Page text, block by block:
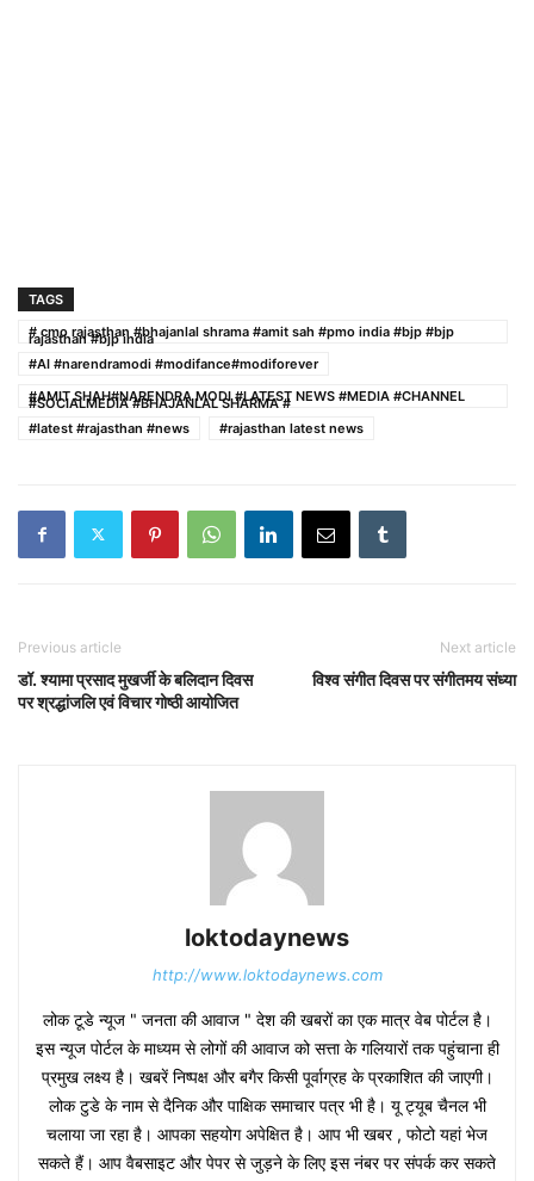
TAGS
# cmo rajasthan #bhajanlal shrama #amit sah #pmo india #bjp #bjp
rajasthan #bjp india
#AI #narendramodi #modifance#modiforever
#AMIT SHAH#NARENDRA MODI #LATEST NEWS #MEDIA #CHANNEL
#SOCIALMEDIA #BHAJANLAL SHARMA #
#latest #rajasthan #news
#rajasthan latest news
Previous article
डॉ. श्यामा प्रसाद मुखर्जी के बलिदान दिवस
पर श्रद्धांजलि एवं विचार गोष्ठी आयोजित
Next article
विश्व संगीत दिवस पर संगीतमय संध्या
loktodaynews
http://www.loktodaynews.com
लोक टूडे न्यूज " जनता की आवाज " देश की खबरों का एक मात्र वेब पोर्टल है।
इस न्यूज पोर्टल के माध्यम से लोगों की आवाज को सत्ता के गलियारों तक पहुंचाना ही
प्रमुख लक्ष्य है। खबरें निष्पक्ष और बगैर किसी पूर्वाग्रह के प्रकाशित की जाएगी।
लोक टुडे के नाम से दैनिक और पाक्षिक समाचार पत्र भी है। यू ट्यूब चैनल भी
चलाया जा रहा है। आपका सहयोग अपेक्षित है। आप भी खबर , फोटो यहां भेज
सकते हैं। आप वैबसाइट और पेपर से जुड़ने के लिए इस नंबर पर संपर्क कर सकते